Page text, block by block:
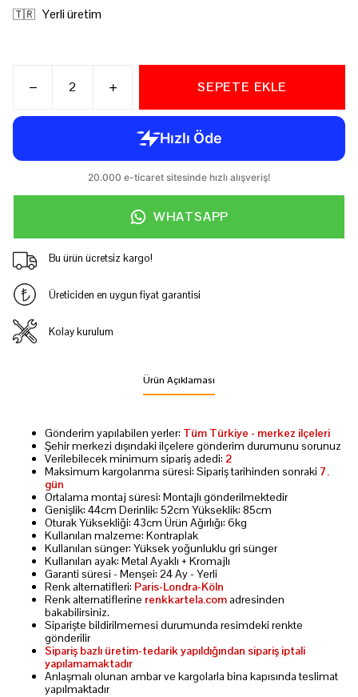
🇹🇷 Yerli üretim
SEPETE EKLE
WHATSAPP
Bu ürün ücretsiz kargo!
Üreticiden en uygun fiyat garantisi
Kolay kurulum
Ürün Açıklaması
Gönderim yapılabilen yerler: Tüm Türkiye - merkez ilçeleri
Şehir merkezi dışındaki ilçelere gönderim durumunu sorunuz
Verilebilecek minimum sipariş adedi: 2
Maksimum kargolanma süresi: Sipariş tarihinden sonraki 7.
gün
Ortalama montaj süresi: Montajlı gönderilmektedir
Genişlik: 44cm Derinlik: 52cm Yükseklik: 85cm
Oturak Yüksekliği: 43cm Ürün Ağırlığı: 6kg
Kullanılan malzeme: Kontraplak
Kullanılan sünger: Yüksek yoğunluklu gri sünger
Kullanılan ayak: Metal Ayaklı + Kromajlı
Garanti süresi - Menşei: 24 Ay - Yerli
Renk alternatifleri: Paris-Londra-Köln
Renk alternatiflerine renkkartela.comadresinden
bakabilirsiniz.
Siparişte bildirilmemesi durumunda resimdeki renkte
gönderilir
Sipariş bazlı üretim-tedarik yapıldığından sipariş iptali
yapılamamaktadır
Anlaşmalı olunan ambar ve kargolarla bina kapısında teslimat
yapılmaktadır